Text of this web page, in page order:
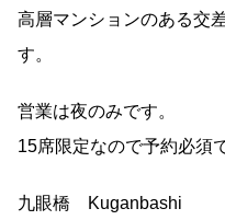
高層マンションのある交
す。
営業は夜のみです。
15席限定なので予約必須
九眼橋 Kuganbashi